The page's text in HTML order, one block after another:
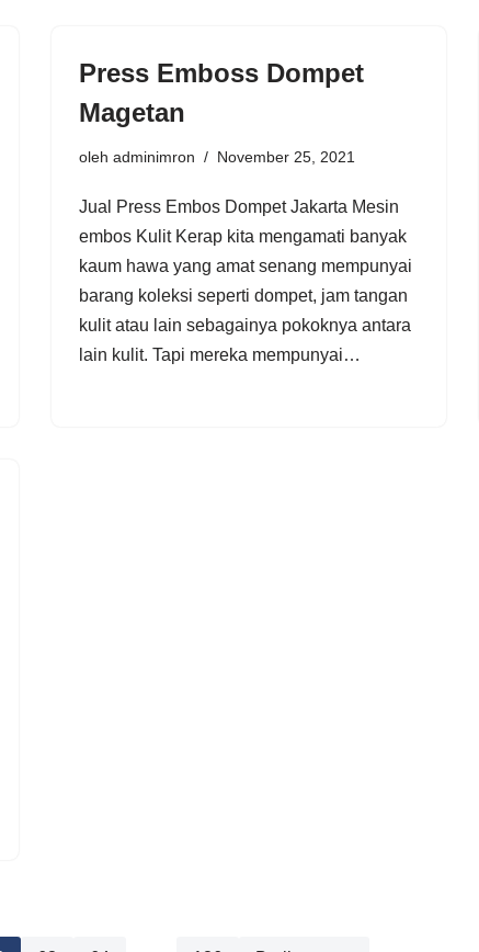
Press Emboss Dompet
Magetan
oleh adminimron November 25, 2021
Jual Press Embos Dompet Jakarta Mesin
embos Kulit Kerap kita mengamati banyak
kaum hawa yang amat senang mempunyai
barang koleksi seperti dompet, jam tangan
kulit atau lain sebagainya pokoknya antara
lain kulit. Tapi mereka mempunyai…